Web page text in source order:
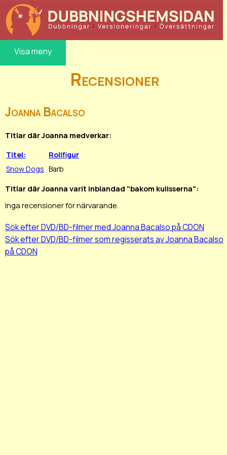
Visa meny
Recensioner
Joanna Bacalso
Titlar där Joanna medverkar:
Titel:
Rollfigur
Snow Dogs Barb
Titlar där Joanna varit inblandad "bakom kulisserna":
Inga recensioner för närvarande.
Sök efter DVD/BD-filmer med Joanna Bacalso på CDON
Sök efter DVD/BD-filmer som regisserats av Joanna Bacalso
på CDON